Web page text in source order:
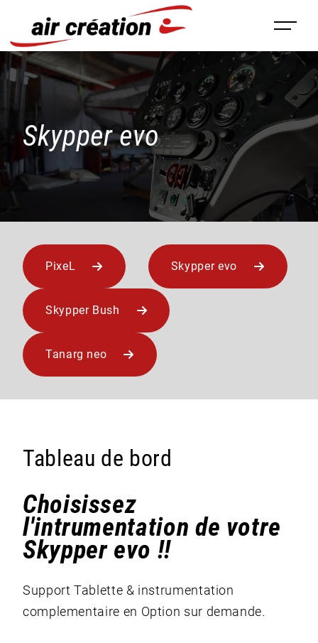
Skypper evo
PixeL Skypper evo
Skypper Bush
Tanarg neo
Tableau de bord
Choisissez
l'intrumentation de votre
Skypper evo !!
Support Tablette & instrumentation
complementaire en Option sur demande.
Panneau de gestion des cookies